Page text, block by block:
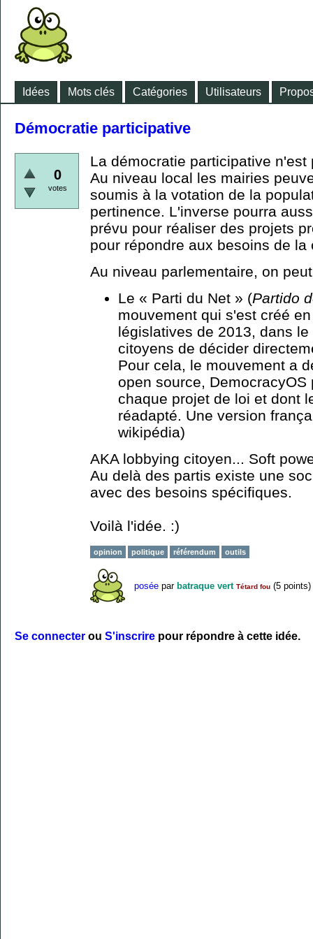
Idées Mots clés Catégories Utilisateurs
Démocratie participative
0
votes
La démocratie participative
Au niveau local les mairies
soumis à la votation de la
pertinence. L'inverse pourra
prévu pour réaliser des projets
pour répondre aux besoins de la
Au niveau parlementaire, on
Le « Parti du Net » (Partido
mouvement qui s'est créé
législatives de 2013, dans
citoyens de décider
Pour cela, le mouvement a
open source,
chaque projet de loi et dont
réadapté. Une version
wikipédia)
AKA lobbying citoyen... Soft
Au delà des partis existe une
avec des besoins spécifiques.
Voilà l'idée. :)
opinion politique référendum outils
posée par batraque vert Tétard fou (5 points)
Se connecter ou S'inscrire pour répondre à cette idée.